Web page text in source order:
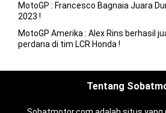
MotoGP : Francesco Bagnaia Juara
2023 !
MotoGP Amerika : Alex Rins berhasil
perdana di tim LCR Honda !
Tentang